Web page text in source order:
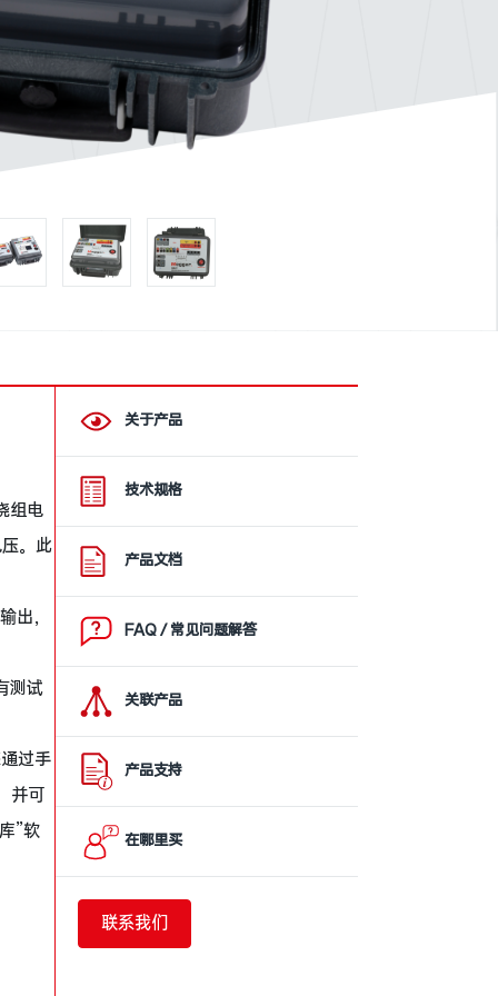
关于产品
技术规格
产品文档
FAQ / 常见问题解答
关联产品
产品支持
在哪里买
联系我们
组电
。此
出，
测试
过手
并可
”软